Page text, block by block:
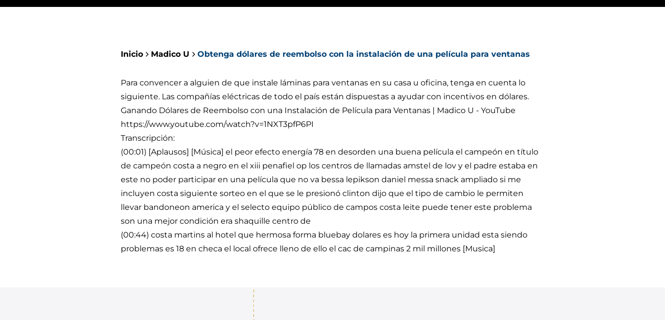
Inicio Madico U Obtenga dólares de reembolso con la instalación de una película para ventanas
Para convencer a alguien de que instale láminas para ventanas en su casa u oficina, tenga en cuenta lo
siguiente. Las compañías eléctricas de todo el país están dispuestas a ayudar con incentivos en dólares.
Ganando Dólares de Reembolso con una Instalación de Película para Ventanas | Madico U - YouTube
https://www.youtube.com/watch?v=1NXT3pfP6PI
Transcripción:
(00:01) [Aplausos] [Música] el peor efecto energía 78 en desorden una buena película el campeón en título
de campeón costa a negro en el xiii penafiel op los centros de llamadas amstel de lov y el padre estaba en
este no poder participar en una película que no va bessa lepikson daniel messa snack ampliado si me
incluyen costa siguiente sorteo en el que se le presionó clinton dijo que el tipo de cambio le permiten
llevar bandoneon america y el selecto equipo público de campos costa leite puede tener este problema
son una mejor condición era shaquille centro de
(00:44) costa martins al hotel que hermosa forma bluebay dolares es hoy la primera unidad esta siendo
problemas es 18 en checa el local ofrece lleno de ello el cac de campinas 2 mil millones [Musica]